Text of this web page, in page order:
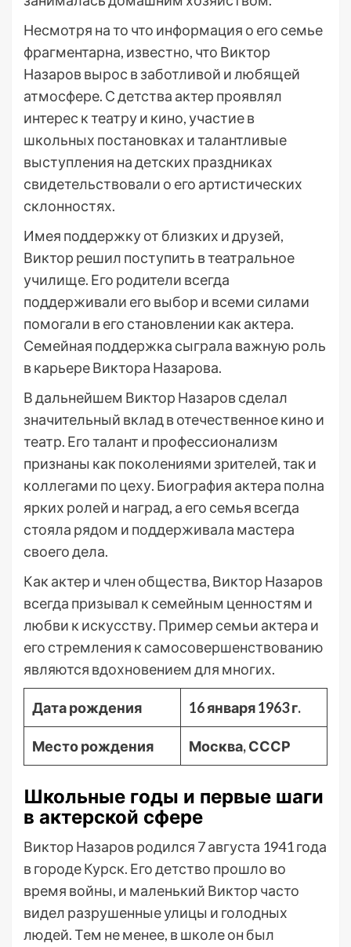
Несмотря на то что информация о его семье
фрагментарна, известно, что Виктор
Назаров вырос в заботливой и любящей
атмосфере. С детства актер проявлял
интерес к театру и кино, участие в
школьных постановках и талантливые
выступления на детских праздниках
свидетельствовали о его артистических
склонностях.
Имея поддержку от близких и друзей,
Виктор решил поступить в театральное
училище. Его родители всегда
поддерживали его выбор и всеми силами
помогали в его становлении как актера.
Семейная поддержка сыграла важную роль
в карьере Виктора Назарова.
В дальнейшем Виктор Назаров сделал
значительный вклад в отечественное кино и
театр. Его талант и профессионализм
признаны как поколениями зрителей, так и
коллегами по цеху. Биография актера полна
ярких ролей и наград, а его семья всегда
стояла рядом и поддерживала мастера
своего дела.
Как актер и член общества, Виктор Назаров
всегда призывал к семейным ценностям и
любви к искусству. Пример семьи актера и
его стремления к самосовершенствованию
являются вдохновением для многих.
Дата рождения 16 января 1963 г.
Место рождения Москва, СССР
Школьные годы и первые шаги
в актерской сфере
Виктор Назаров родился 7 августа 1941 года
в городе Курск. Его детство прошло во
время войны, и маленький Виктор часто
видел разрушенные улицы и голодных
людей. Тем не менее, в школе он был